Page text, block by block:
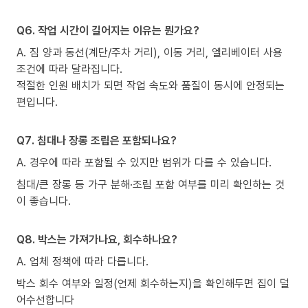
Q6. 작업 시간이 길어지는 이유는 뭔가요?
A. 짐 양과 동선(계단/주차 거리), 이동 거리, 엘리베이터 사용
조건에 따라 달라집니다.
적절한 인원 배치가 되면 작업 속도와 품질이 동시에 안정되는
편입니다.
Q7. 침대나 장롱 조립은 포함되나요?
A. 경우에 따라 포함될 수 있지만 범위가 다를 수 있습니다.
침대/큰 장롱 등 가구 분해·조립 포함 여부를 미리 확인하는 것
이 좋습니다.
Q8. 박스는 가져가나요, 회수하나요?
A. 업체 정책에 따라 다릅니다.
박스 회수 여부와 일정(언제 회수하는지)을 확인해두면 집이 덜
어수선합니다